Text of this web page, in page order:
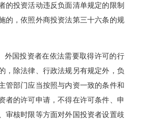
的投资活动违反负面清单规定的限制
的，依照外商投资法第三十六条的规
国投资者在依法需要取得许可的行
，除法律、行政法规另有规定外，负
管部门应当按照与内资一致的条件和
者的许可申请，不得在许可条件、申
审核时限等方面对外国投资者设置歧